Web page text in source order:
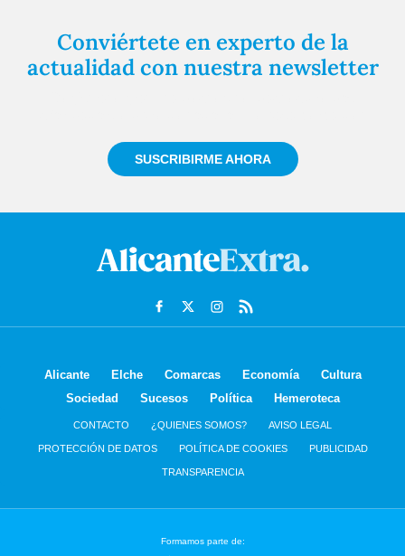
Conviértete en experto de la
actualidad con nuestra newsletter
SUSCRIBIRME AHORA
Alicante Elche Comarcas Economía
Cultura
Sociedad
Sucesos Política Hemeroteca
CONTACTO ¿QUIENES SOMOS? AVISO LEGAL
PROTECCIÓN DE DATOS POLÍTICA DE COOKIES PUBLICIDAD
TRANSPARENCIA
Formamos parte de: